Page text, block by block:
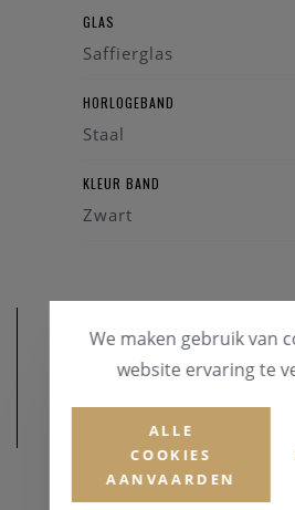
GLAS
Saffierglas
HORLOGEBAND
Staal
KLEUR BAND
Zwart
AFMETINGEN
KASTDIAMETER
We maken gebruik van
website ervaring te
ALLE
COOKIES
AANVAARDEN